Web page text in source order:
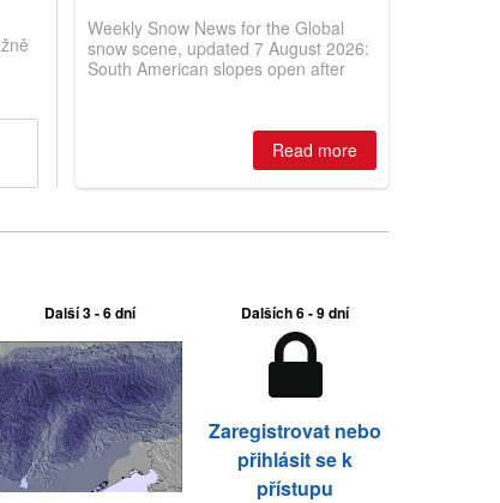
Weekly Snow News for the Global
snow scene, updated 7 August 2026:
South American slopes open after
Australian areas open most terrain of
2026, northern hemisphere down to
two outdoor areas still open.
Read more
Další 3 - 6 dní Dalších 6 - 9 dní
Zaregistrovat nebo
přihlásit se k
přístupu